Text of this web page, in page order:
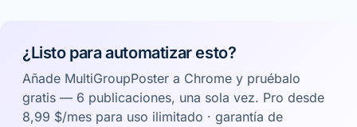
¿Listo para automatizar esto?
Añade MultiGroupPoster a Chrome y pruébalo
gratis — 6 publicaciones, una sola vez. Pro desde
8,99 $/mes para uso ilimitado · garantía de